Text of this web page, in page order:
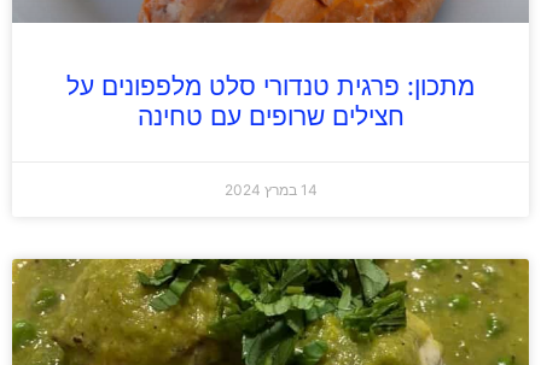
מתכון: פרגית טנדורי סלט מלפפונים על
חצילים שרופים עם טחינה
14 במרץ 2024